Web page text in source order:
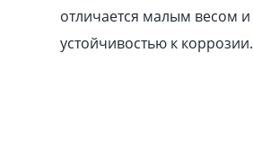
отличается малым весом и
устойчивостью к коррозии.